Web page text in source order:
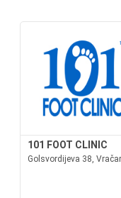
101 FOOT CLINIC
Golsvordijeva 38, Vračar